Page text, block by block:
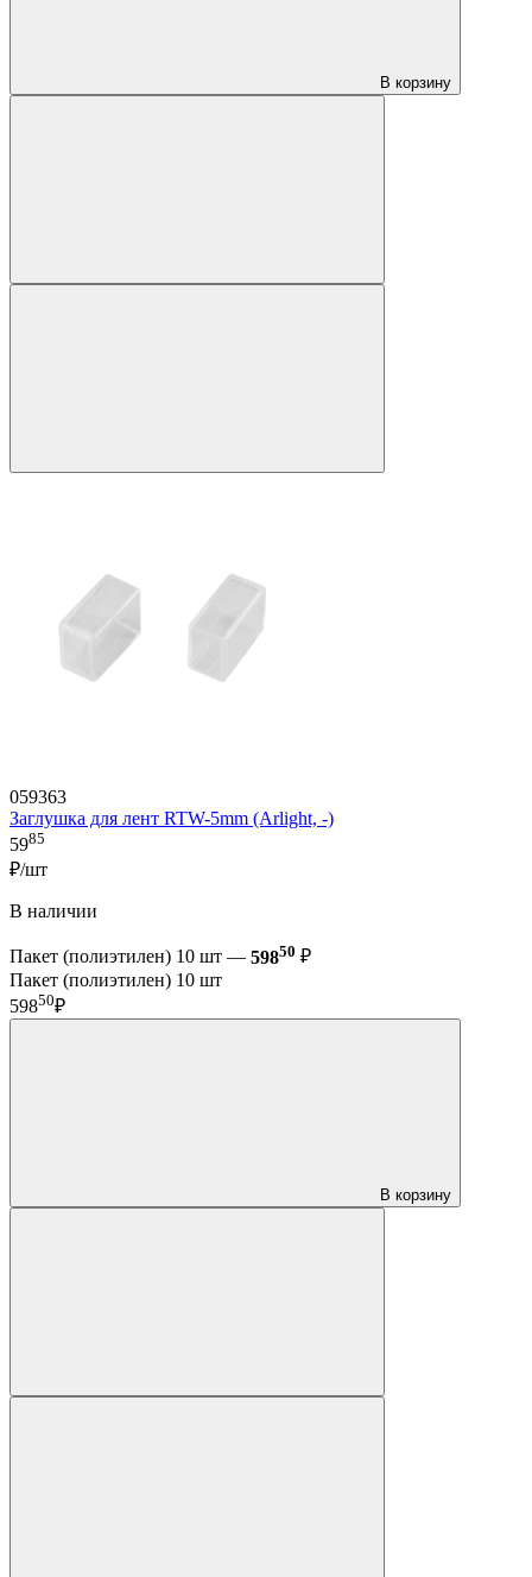
В корзину
059363
Заглушка для лент RTW-5mm (Arlight, -)
5985
₽/шт
В наличии
Пакет (полиэтилен) 10 шт — 59850 ₽
Пакет (полиэтилен) 10 шт
59850₽
В корзину